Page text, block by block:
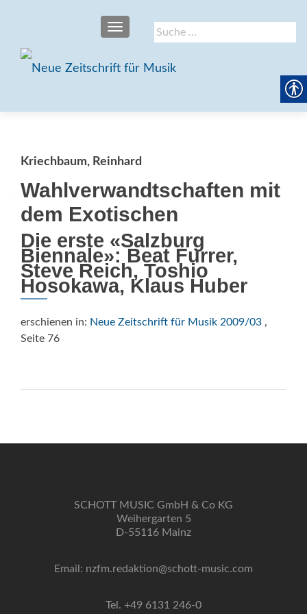
Suche
nach:
SCHALTE NAVIGATION
Kriechbaum, Reinhard
Wahlverwandt­schaften mit
dem Exotischen
Die erste «Salzburg
Biennale»: Beat Furrer,
Steve Reich, Toshio
Hosokawa, Klaus Huber
erschienen in: Neue Zeitschrift für Musik 2009/03 ,
Seite 76
SCHOTT MUSIC GmbH & Co KG
Weihergarten 5
D-55116 Mainz
Email: nzfm.redaktion@schott-music.com
Tel. +49 6131 246-0